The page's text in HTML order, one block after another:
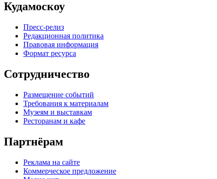
Кудамоскоу
Пресс-релиз
Редакционная политика
Правовая информация
Формат ресурса
Сотрудничество
Размещение событий
Требования к материалам
Музеям и выставкам
Ресторанам и кафе
Партнёрам
Реклама на сайте
Коммерческое предложение